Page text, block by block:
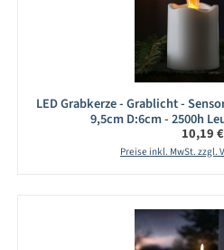
LED Grabkerze - Grablicht -
9,5cm D:6cm - 2500h
10,19 €
Preise inkl. MwSt. zzgl.